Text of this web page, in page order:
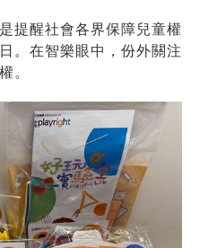
提醒社會各界保障兒童權
。在智樂眼中，份外關注
。